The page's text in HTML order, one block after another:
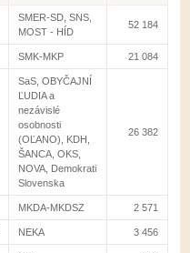
SMER-SD, SNS,
MOST - HÍD
52 184
SMK-MKP 21 084
SaS, OBYČAJNÍ
ĽUDIA a
nezávislé
osobnosti
(OĽANO), KDH,
ŠANCA, OKS,
NOVA, Demokrati
Slovenska
26 382
MKDA-MKDSZ 2 571
NEKA 3 456